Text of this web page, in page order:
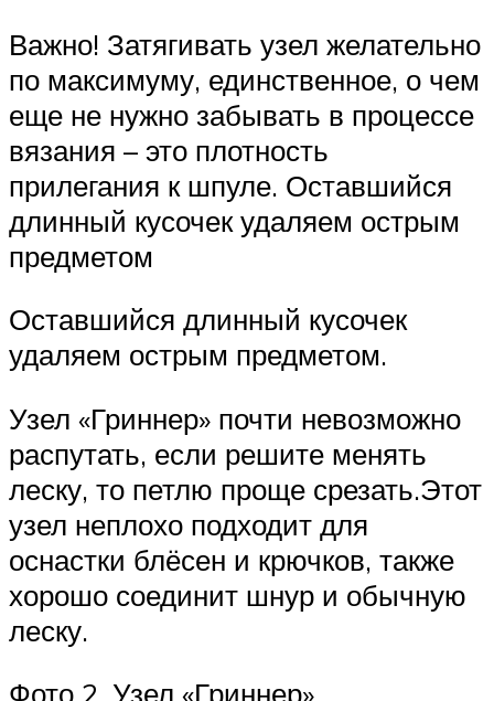
Важно! Затягивать узел желательно
по максимуму, единственное, о чем
еще не нужно забывать в процессе
вязания – это плотность
прилегания к шпуле. Оставшийся
длинный кусочек удаляем острым
предметом
Оставшийся длинный кусочек
удаляем острым предметом.
Узел «Гриннер» почти невозможно
распутать, если решите менять
леску, то петлю проще срезать.Этот
узел неплохо подходит для
оснастки блёсен и крючков, также
хорошо соединит шнур и обычную
леску.
Фото 2. Узел «Гриннер».